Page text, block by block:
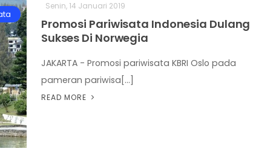
Senin, 14 Januari 2019
Promosi Pariwisata Indonesia Dulang
Sukses Di Norwegia
JAKARTA - Promosi pariwisata KBRI Oslo pada
pameran pariwisa[...]
READ MORE